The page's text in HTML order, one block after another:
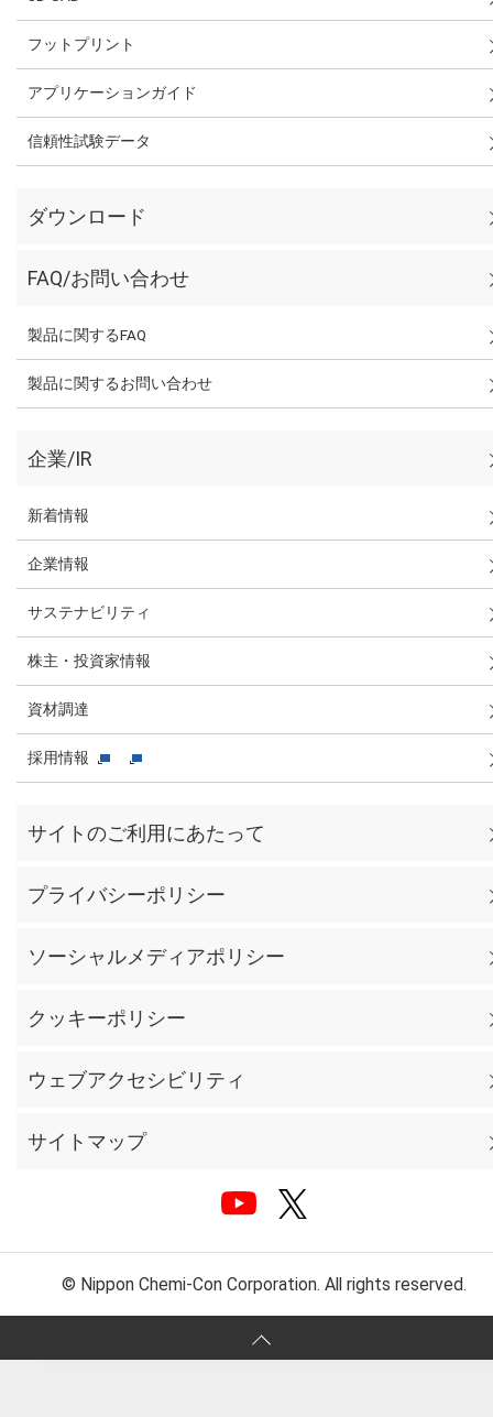
フットプリント
アプリケーションガイド
信頼性試験データ
ダウンロード
FAQ/お問い合わせ
製品に関するFAQ
製品に関するお問い合わせ
企業/IR
新着情報
企業情報
サステナビリティ
株主・投資家情報
資材調達
採用情報
サイトのご利用にあたって
プライバシーポリシー
ソーシャルメディアポリシー
クッキーポリシー
ウェブアクセシビリティ
サイトマップ
© Nippon Chemi-Con Corporation. All rights reserved.